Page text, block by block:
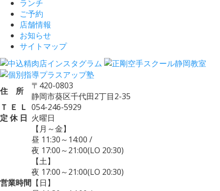
ランチ
ご予約
店舗情報
お知らせ
サイトマップ
住 所
〒420-0803
静岡市葵区千代田2丁目2-35
Ｔ Ｅ Ｌ 054-246-5929
定 休 日 火曜日
営業時間
【月～金】
昼 11:30～14:00 /
夜 17:00～21:00(LO 20:30)
【土】
夜 17:00～21:00(LO 20:30)
【日】